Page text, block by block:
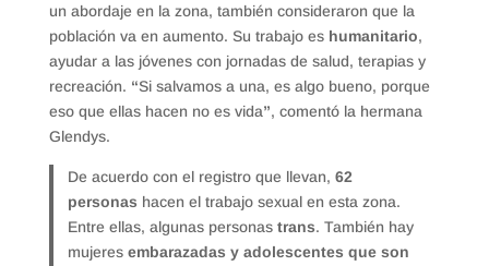
un abordaje en la zona, también consideraron que la
población va en aumento. Su trabajo es humanitario,
ayudar a las jóvenes con jornadas de salud, terapias y
recreación. “Si salvamos a una, es algo bueno, porque
eso que ellas hacen no es vida”, comentó la hermana
Glendys.
De acuerdo con el registro que llevan, 62
personas hacen el trabajo sexual en esta zona.
Entre ellas, algunas personastrans. También hay
mujeresembarazadas y adolescentes que son